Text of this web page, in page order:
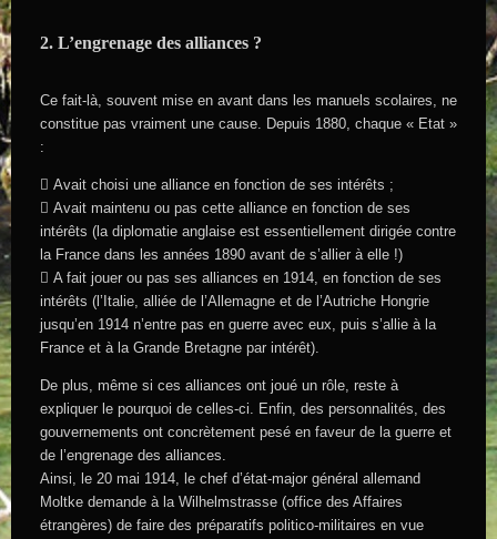
2. L’engrenage des alliances ?
Ce fait-là, souvent mise en avant dans les manuels scolaires, ne
constitue pas vraiment une cause. Depuis 1880, chaque « Etat »
:
 Avait choisi une alliance en fonction de ses intérêts ;
 Avait maintenu ou pas cette alliance en fonction de ses
intérêts (la diplomatie anglaise est essentiellement dirigée contre
la France dans les années 1890 avant de s’allier à elle !)
 A fait jouer ou pas ses alliances en 1914, en fonction de ses
intérêts (l’Italie, alliée de l’Allemagne et de l’Autriche Hongrie
jusqu’en 1914 n’entre pas en guerre avec eux, puis s’allie à la
France et à la Grande Bretagne par intérêt).
De plus, même si ces alliances ont joué un rôle, reste à
expliquer le pourquoi de celles-ci. Enfin, des personnalités, des
gouvernements ont concrètement pesé en faveur de la guerre et
de l’engrenage des alliances.
Ainsi, le 20 mai 1914, le chef d’état-major général allemand
Moltke demande à la Wilhelmstrasse (office des Affaires
étrangères) de faire des préparatifs politico-militaires en vue